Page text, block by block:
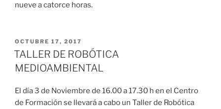
nueve a catorce horas.
OCTUBRE 17, 2017
TALLER DE ROBÓTICA
MEDIOAMBIENTAL
El día 3 de Noviembre de 16.00 a 17.30 h en el Centro
de Formación se llevará a cabo un Taller de Robótica